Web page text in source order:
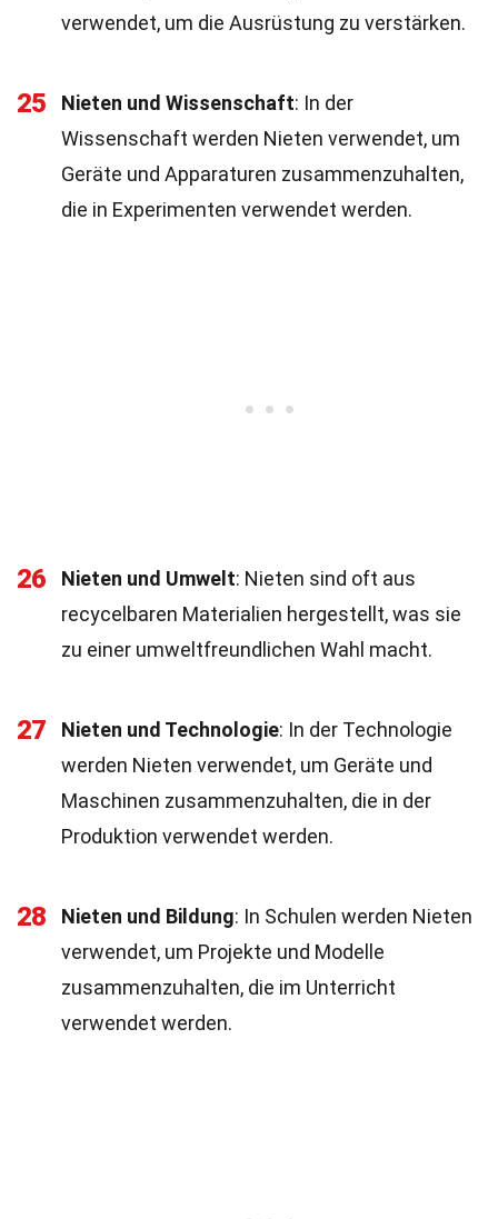
verwendet, um die Ausrüstung zu verstärken.
25 Nieten und Wissenschaft: In der
Wissenschaft werden Nieten verwendet, um
Geräte und Apparaturen zusammenzuhalten,
die in Experimenten verwendet werden.
26 Nieten und Umwelt: Nieten sind oft aus
recycelbaren Materialien hergestellt, was sie
zu einer umweltfreundlichen Wahl macht.
27 Nieten und Technologie: In der Technologie
werden Nieten verwendet, um Geräte und
Maschinen zusammenzuhalten, die in der
Produktion verwendet werden.
28 Nieten und Bildung: In Schulen werden Nieten
verwendet, um Projekte und Modelle
zusammenzuhalten, die im Unterricht
verwendet werden.